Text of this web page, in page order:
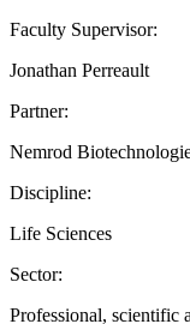
Faculty Supervisor:
Jonathan Perreault
Partner:
Nemrod
Discipline:
Life Sciences
Sector:
Professional, scientific